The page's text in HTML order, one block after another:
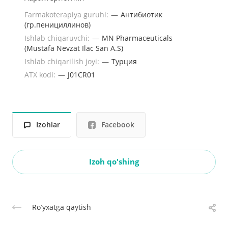
Farmakoterapiya guruhi: — Антибиотик
(гр.пенициллинов)
Ishlab chiqaruvchi: — MN Pharmaceuticals
(Mustafa Nevzat Ilac San A.S)
Ishlab chiqarilish joyi: — Турция
ATX kodi: — J01CR01
Izohlar Facebook
Izoh qo'shing
Roʻyxatga qaytish